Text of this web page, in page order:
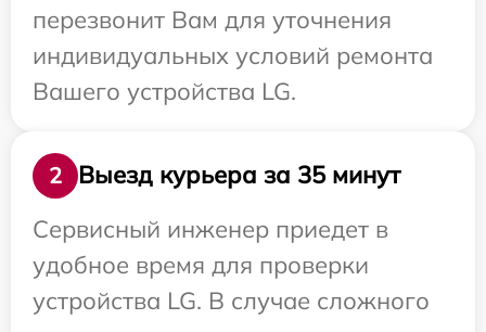
перезвонит Вам для уточнения
индивидуальных условий ремонта
Вашего устройства LG.
2
Выезд курьера за 35 минут
Сервисный инженер приедет в
удобное время для проверки
устройства LG. В случае сложного